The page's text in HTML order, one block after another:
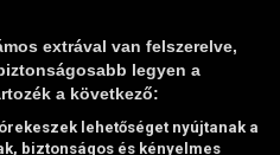
extrával van felszerelve,
legyen a
a következő:
lehetőséget nyújtanak a
biztonságos és kényelmes